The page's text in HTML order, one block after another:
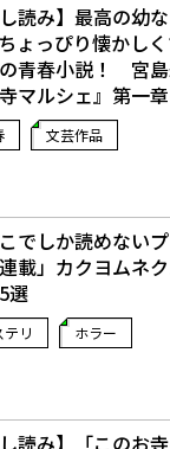
し読み】最高の幼
ょっぴり懐かし
青春小説！ 宮
マルシェ』第一
文芸作品
こでしか読めない
載」――カクヨムネ
選
テリ ホラー
し読み】「このお